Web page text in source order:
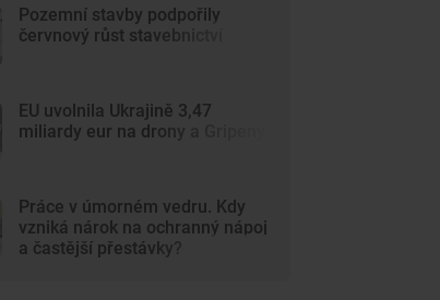
Pozemní stavby podpořily
červnový růst stavebnictví
EU uvolnila Ukrajině 3,47
miliardy eur na drony a Gripeny
Práce v úmorném vedru. Kdy
vzniká nárok na ochranný nápoj
a častější přestávky?